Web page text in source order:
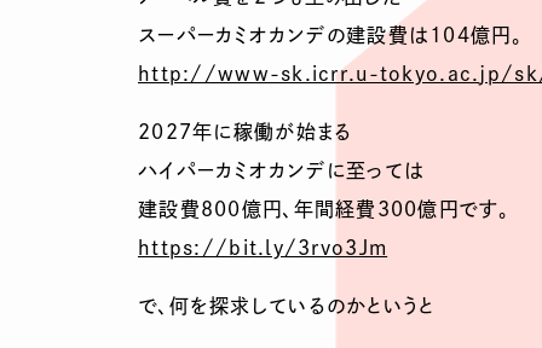
スーパーカミオカンデの建設費は104億円。
http://www-sk.icrr.u-tokyo.ac.jp/
2027年に稼働が始まる
ハイパーカミオカンデに至っては
建設費800億円、年間経費300億円です。
https://bit.ly/3rvo3Jm
で、何を探求しているのかというと